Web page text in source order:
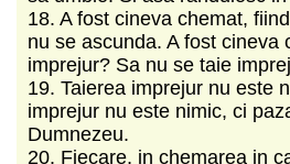
18. A fost cineva chemat,
nu se ascunda. A fost cineva
imprejur? Sa nu se taie
19. Taierea imprejur nu este
imprejur nu este nimic, ci
Dumnezeu.
20. Fiecare, in chemarea in